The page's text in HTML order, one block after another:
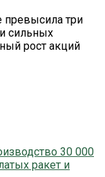
превысила три
сильных
рост акций